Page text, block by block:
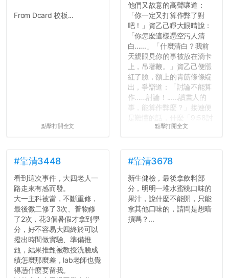
From Dcard 校板...
點擊打開全文
他們又故意的高聲嚷道：
「你一定又打算作弊了對
吧！」資乙己睜大眼晴說：
「你怎麼這樣憑空污人清
白......」「什麼清白？我前
天親眼見你的事被放在滴卡
上，吊著鞭。」資乙己便漲
紅了臉，額上的青筋條條綻
出，爭辯道：「討論不能算
作......討論！......讀書人的
事，能算作弊麼？」接連便
論考題難度」，什麼「名譽
的空氣。...
點擊打開全文
#靠清3448
看到這次事件，大四老人一
路走來有感而發。
大一主科被當，不斷重修，
最後微二修了3次、普物修
了2次，花3個暑假才拿到學
分，好不容易大四終於可以
撥出時間做實驗、準備推
甄，結果推甄被教授洗臉成
績怎麼那麼差，lab老師也覺
得憑什麼要留我。
#靠清3678
新生健檢，最後拿飲料部
分，明明一堆水蜜桃口味的
果汁，說什麼不能開，只能
拿其他口味的，請問是想暗
摃嗎？...